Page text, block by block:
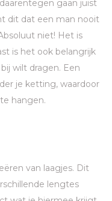
gaan juist
dit dat een man nooit
niet! Het is
is het ook belangrijk
wilt dragen. Een
je ketting, waardoor
hangen.
van laagjes. Dit
lengtes